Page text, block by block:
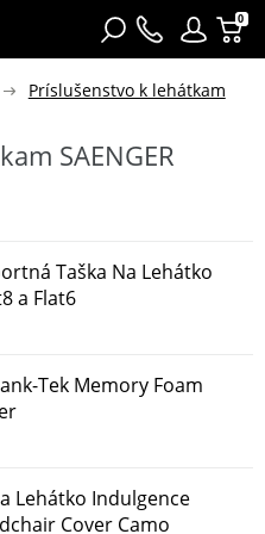
0
Príslušenstvo k lehátkam
SAENGER
Taška Na Lehátko
a Flat6
Tek Memory Foam
Lehátko Indulgence
Cover Camo